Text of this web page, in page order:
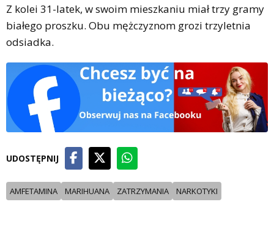
Z kolei 31-latek, w swoim mieszkaniu miał trzy gramy
białego proszku. Obu mężczyznom grozi trzyletnia
odsiadka.
UDOSTĘPNIJ
AMFETAMINA MARIHUANA ZATRZYMANIA NARKOTYKI